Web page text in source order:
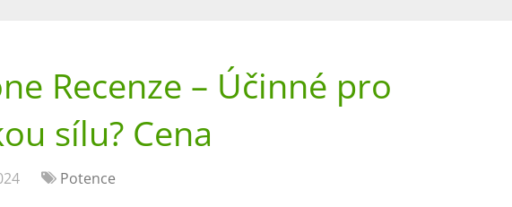
Recenze – Účinné pro
sílu? Cena
Potence